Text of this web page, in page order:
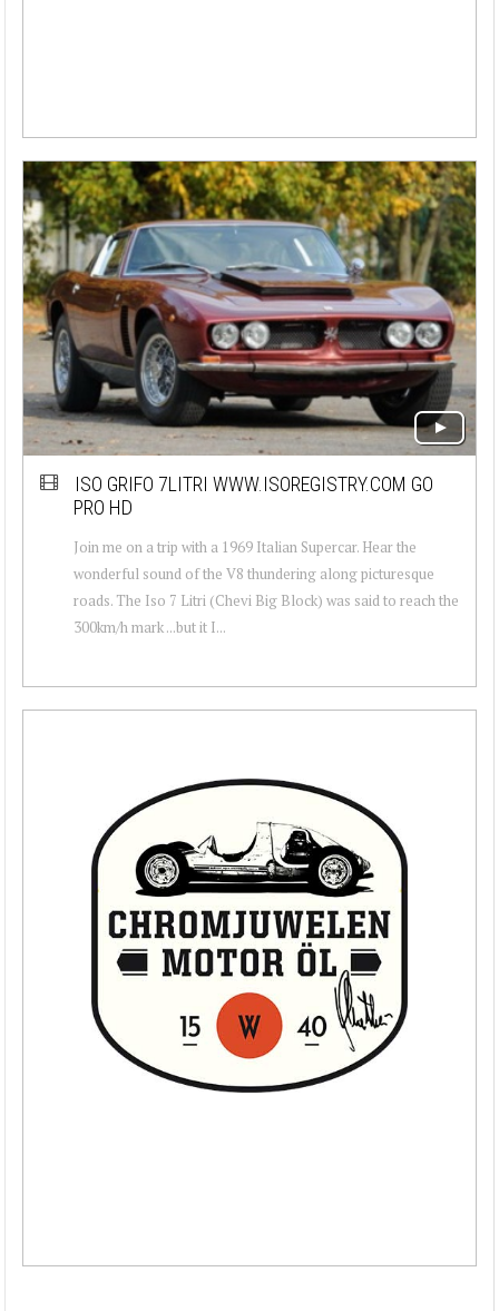
ISO GRIFO 7LITRI WWW.ISOREGISTRY.COM GO
PRO HD
Join me on a trip with a 1969 Italian Supercar. Hear the
wonderful sound of the V8 thundering along picturesque
roads. The Iso 7 Litri (Chevi Big Block) was said to reach the
300km/h mark ...but it I...